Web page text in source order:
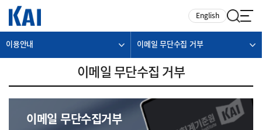
English
이용안내 이메일 무단수집 거부
이메일 무단수집 거부
이메일 무단수집거부